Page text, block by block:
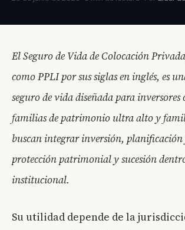
El Seguro de Vida de Colocación
como PPLI por sus siglas en inglés, es
seguro de vida diseñada para inversores
familias de patrimonio ultra alto y
buscan integrar inversión, planificación
protección patrimonial y sucesión
institucional.
Su utilidad depende de la